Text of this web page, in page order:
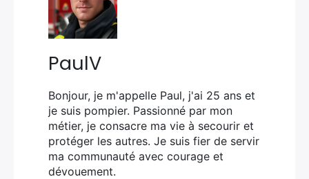
PaulV
Bonjour, je m'appelle Paul, j'ai 25 ans et
je suis pompier. Passionné par mon
métier, je consacre ma vie à secourir et
protéger les autres. Je suis fier de servir
ma communauté avec courage et
dévouement.